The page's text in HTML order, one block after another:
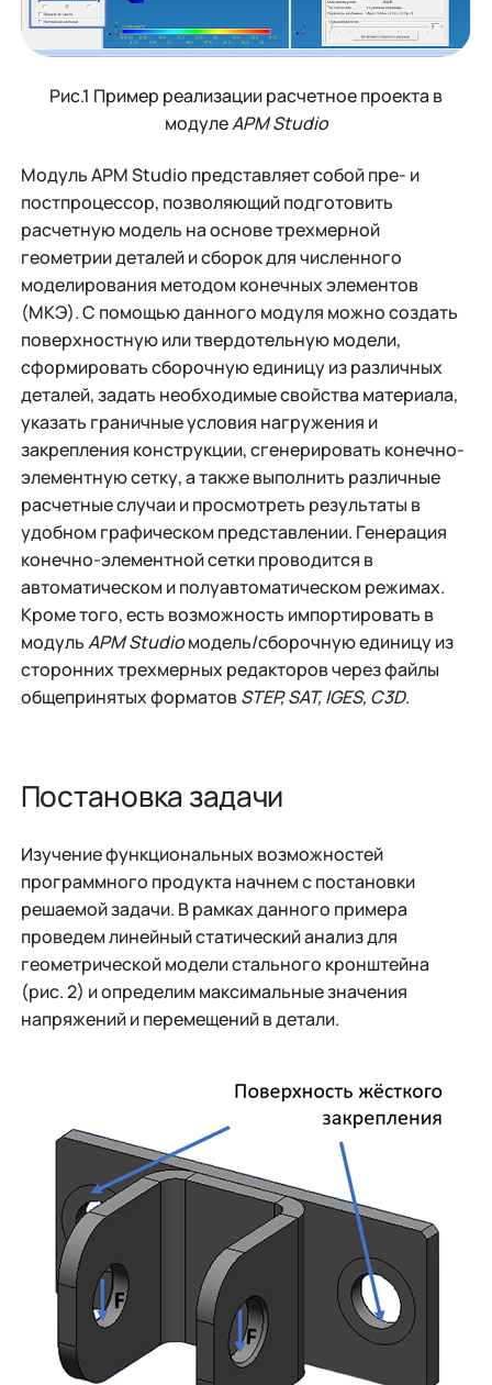
Рис.1 Пример реализации расчетное проекта в
модулеAPM Studio
Модуль APM Studio представляет собой пре- и
постпроцессор, позволяющий подготовить
расчетную модель на основе трехмерной
геометрии деталей и сборок для численного
моделирования методом конечных элементов
(МКЭ). С помощью данного модуля можно создать
поверхностную или твердотельную модели,
сформировать сборочную единицу из различных
деталей, задать необходимые свойства материала,
указать граничные условия нагружения и
закрепления конструкции, сгенерировать конечно-
элементную сетку, а также выполнить различные
расчетные случаи и просмотреть результаты в
удобном графическом представлении. Генерация
конечно-элементной сетки проводится в
автоматическом и полуавтоматическом режимах.
Кроме того, есть возможность импортировать в
модульAPM Studioмодель/сборочную единицу из
сторонних трехмерных редакторов через файлы
общепринятых форматовSTEP, SAT, IGES, C3D.
Постановка задачи
Изучение функциональных возможностей
программного продукта начнем с постановки
решаемой задачи. В рамках данного примера
проведем линейный статический анализ для
геометрической модели стального кронштейна
(рис. 2) и определим максимальные значения
напряжений и перемещений в детали.